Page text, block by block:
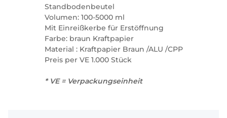
Standbodenbeutel
Volumen: 100-5000 ml
Mit Einreißkerbe für Erstöffnung
Farbe: braun Kraftpapier
Material : Kraftpapier Braun /ALU /CPP
Preis per VE 1.000 Stück
* VE = Verpackungseinheit